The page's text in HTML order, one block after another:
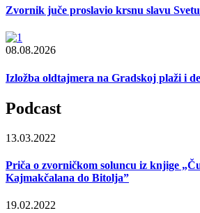
Zvornik juče proslavio krsnu slavu
08.08.2026
Izložba oldtajmera na Gradskoj plaži i
Podcast
13.03.2022
Priča o zvorničkom soluncu iz knjige
Kajmakčalana do Bitolja”
19.02.2022